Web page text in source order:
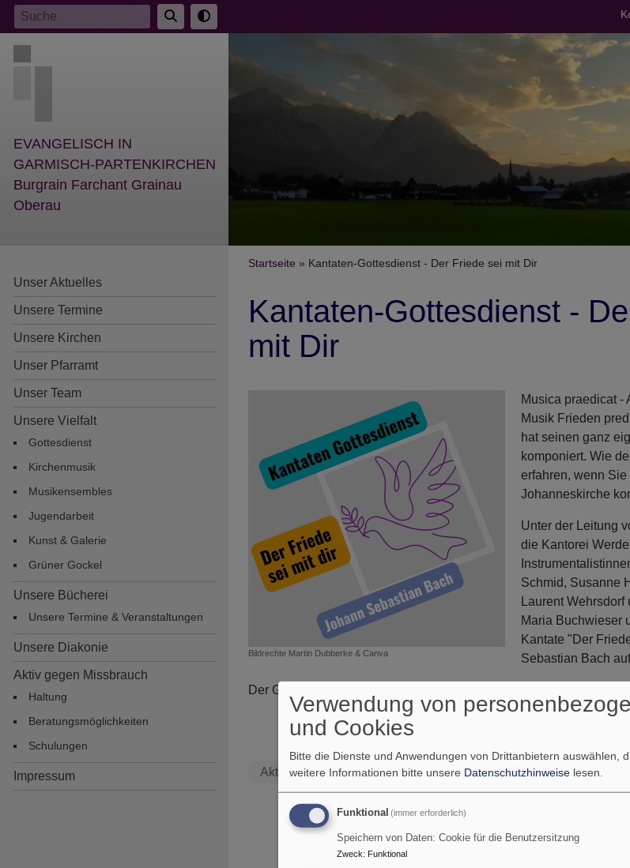
Direkt
zum
Inhalt
EVANGELISCH IN
GARMISCH-PARTENKIRCHEN
Burgrain Farchant Grainau
Oberau
Hauptnavigation
Unser Aktuelles
Unsere Termine
Unsere Kirchen
Unser Pfarramt
Unser Team
Unsere Vielfalt
Gottesdienst
Kirchenmusik
Musikensembles
Jugendarbeit
Kunst & Galerie
Grüner Gockel
Unsere Bücherei
Unsere Termine & Veranstaltungen
Unsere Diakonie
Aktiv gegen Missbrauch
Haltung
Beratungsmöglichkeiten
Schulungen
Impressum
Breadcrumb
Startseite Kantaten-Gottesdienst - Der Friede sei mit Dir
Kantaten-Gottesdienst -
mit Dir
Bildrechte Martin Dubberke & Canva
Musica praedicat -
Musik Frieden
hat seinen ganz
komponiert. Wie
erfahren, wenn
Johanneskirche
Unter der Leitung
die Kantorei
Schmid, Susanne
Laurent
Maria Buchwieser
Kantate "Der
Sebastian Bach
Der Gottesdienst wird gehalten von Pfr. Martin Dubberke und Diakon
Aktuelles Kirchenmusik
Verwendung von
und Cookies
Bitte die Dienste und Anwendungen von Drittanbietern auswählen,
weitere Informationen bitte unsere Datenschutzhinweise lesen.
Funktional (immer erforderlich)
Speichern von Daten: Cookie für die Benutzersitzung
Zweck: Funktional